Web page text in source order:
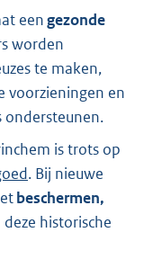
eengezonde
worden
te maken,
voorzieningen en
ondersteunen.
is trots op
. Bij nieuwe
beschermen,
deze historische